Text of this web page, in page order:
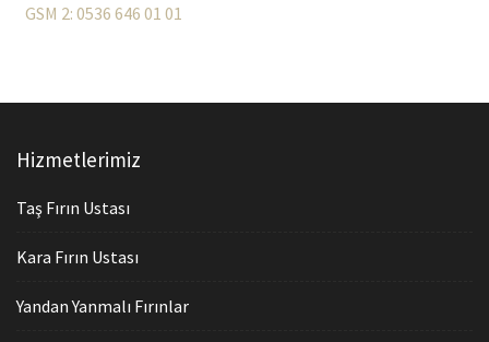
GSM 2: 0536 646 01 01
Hizmetlerimiz
Taş Fırın Ustası
Kara Fırın Ustası
Yandan Yanmalı Fırınlar